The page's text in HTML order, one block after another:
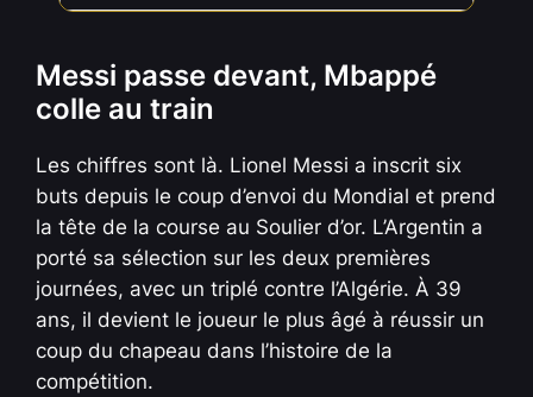
Messi passe devant, Mbappé
colle au train
Les chiffres sont là. Lionel Messi a inscrit six
buts depuis le coup d’envoi du Mondial et prend
la tête de la course au Soulier d’or. L’Argentin a
porté sa sélection sur les deux premières
journées, avec un triplé contre l’Algérie. À 39
ans, il devient le joueur le plus âgé à réussir un
coup du chapeau dans l’histoire de la
compétition.